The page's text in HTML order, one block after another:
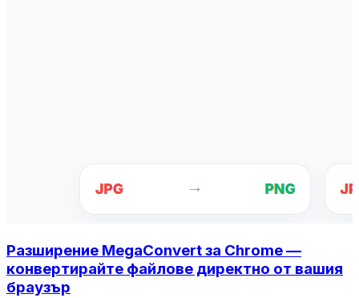
Разширение MegaConvert за Chrome —
конвертирайте файлове директно от вашия
браузър